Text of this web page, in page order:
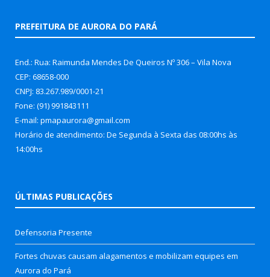
PREFEITURA DE AURORA DO PARÁ
End.: Rua: Raimunda Mendes De Queiros Nº 306 – Vila Nova
CEP: 68658-000
CNPJ: 83.267.989/0001-21
Fone: (91) 991843111
E-mail: pmapaurora@gmail.com
Horário de atendimento: De Segunda à Sexta das 08:00hs às
14:00hs
ÚLTIMAS PUBLICAÇÕES
Defensoria Presente
Fortes chuvas causam alagamentos e mobilizam equipes em
Aurora do Pará